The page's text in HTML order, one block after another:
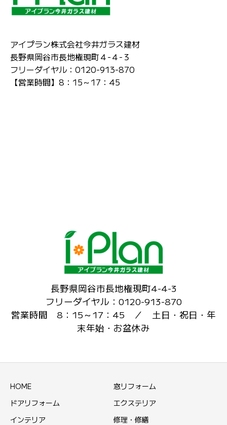
アイプラン株式会社今井ガラス建材
長野県岡谷市長地権現町４-４-３
フリーダイヤル：0120-913-870
【営業時間】8：15～17：45
長野県岡谷市長地権現町4-4-3
フリーダイヤル：0120-913-870
営業時間 8：15～17：45 ／ 土日・祝日・年
末年始・お盆休み
HOME
窓リフォーム
ドアリフォーム
エクステリア
インテリア
修理・修繕